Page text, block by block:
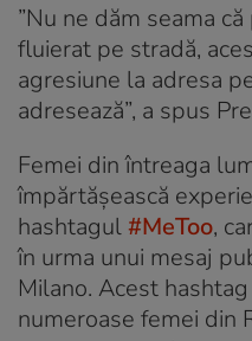
”Nu ne dăm seama
fluierat pe stradă,
agresiune la adresa
adresează”, a spus
Femei din întreaga
împărtășească
hashtagul#MeToo,
în urma unui mesaj
Milano. Acest
numeroase femei din